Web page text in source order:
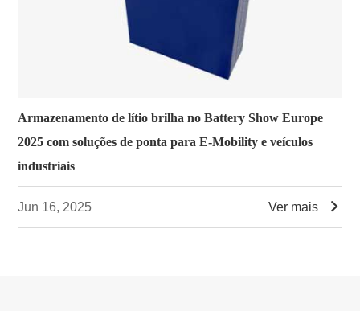
Armazenamento de lítio brilha no Battery Show Europe
2025 com soluções de ponta para E-Mobility e veículos
industriais
Jun 16, 2025 Ver mais 